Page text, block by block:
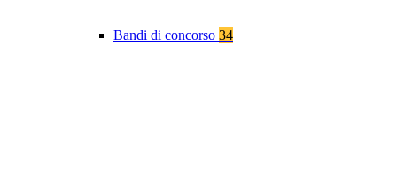
Bandi di concorso 34